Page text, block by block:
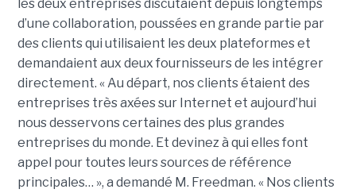
les deux entreprises discutaient depuis longtemps
d’une collaboration, poussées en grande partie par
des clients qui utilisaient les deux plateformes et
demandaient aux deux fournisseurs de les intégrer
directement. « Au départ, nos clients étaient des
entreprises très axées sur Internet et aujourd’hui
nous desservons certaines des plus grandes
entreprises du monde. Et devinez à qui elles font
appel pour toutes leurs sources de référence
principales… », a demandé M. Freedman. « Nos clients